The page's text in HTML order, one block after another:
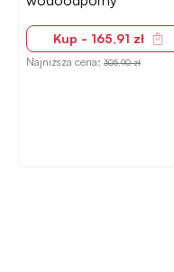
Kup - 165,91 zł
Najniższa cena:305,90 zł